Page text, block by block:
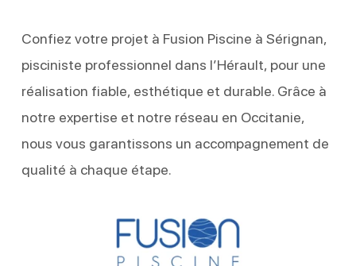
Confiez votre projet à Fusion Piscine à Sérignan,
pisciniste professionnel dans l’Hérault, pour une
réalisation fiable, esthétique et durable. Grâce à
notre expertise et notre réseau en Occitanie,
nous vous garantissons un accompagnement de
qualité à chaque étape.